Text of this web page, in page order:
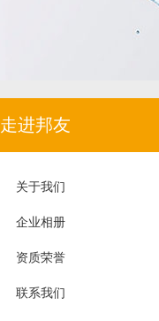
走进邦友
关于我们
企业相册
资质荣誉
联系我们